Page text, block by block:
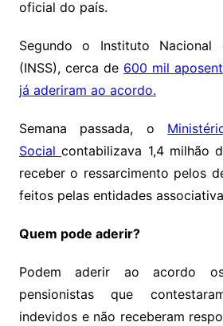
oficial do país.
Segundo o Instituto Nacional
(INSS), cerca de 600 mil
já aderiram ao acordo.
Semana passada, o
Socialcontabilizava 1,4 milhão
receber o ressarcimento pelos
feitos pelas entidades
Quem pode aderir?
Podem aderir ao acordo
pensionistas que
indevidos e não receberam